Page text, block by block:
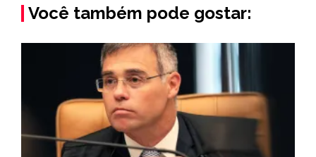
Você também pode gostar: